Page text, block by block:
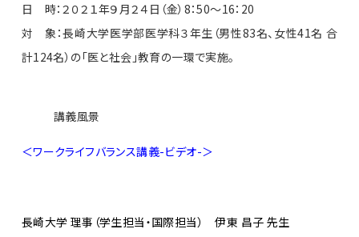
日 時：２０２１年９月２４日（金）8：50～16：20
対 象：長崎大学医学部医学科３年生（男性83名、女性41名 合
計124名）の「医と社会」教育の一環で実施。
講義風景
＜ワークライフバランス講義-ビデオ-＞
長崎大学 理事（学生担当・国際担当） 伊東 昌子 先生